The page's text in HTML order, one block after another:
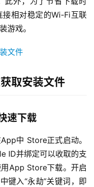
相对稳定的Wi-Fi互联
游戏。
取安装文件
速下载
中 Store正式启动。
ID并绑定可以收取的支
App Store下载。开启
键入“永劫”关键词，即